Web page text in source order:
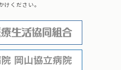
ください。